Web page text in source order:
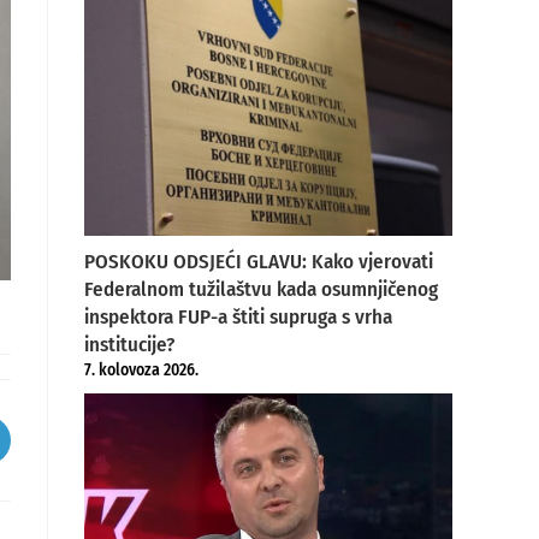
POSKOKU ODSJEĆI GLAVU: Kako vjerovati
Federalnom tužilaštvu kada osumnjičenog
inspektora FUP-a štiti supruga s vrha
institucije?
7. kolovoza 2026.